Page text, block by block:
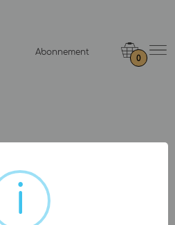
Abonnement
0